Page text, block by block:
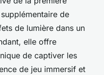
de
de lumière dans un
elle offre
de captiver les
de jeu immersif et